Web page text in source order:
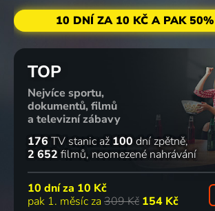
10 DNÍ ZA 10 KČ A PAK
TOP
Nejvíce sportu,
dokumentů, filmů
a televizní zábavy
176 TV stanic až 100 dní zpětně
2 652 filmů neomezené nahrávání
10 dní za 10 Kč
pak 1. měsíc za 309 Kč 154 Kč